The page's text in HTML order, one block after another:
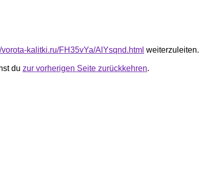
vorota-kalitki.ru/FH35vYa/AlYsqnd.html weiterzuleiten.
du zur vorherigen Seite zurückkehren.